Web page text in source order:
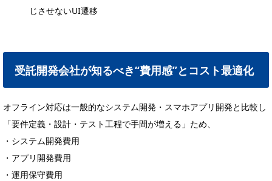
じさせないUI遷移
受託開発会社が知るべき“費用感”とコスト最適化
オフライン対応は一般的なシステム開発・スマホアプリ開発と比較し
「要件定義・設計・テスト工程で手間が増える」ため、
・システム開発費用
・アプリ開発費用
・運用保守費用